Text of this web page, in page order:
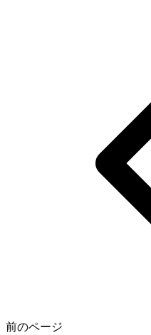
前のページ